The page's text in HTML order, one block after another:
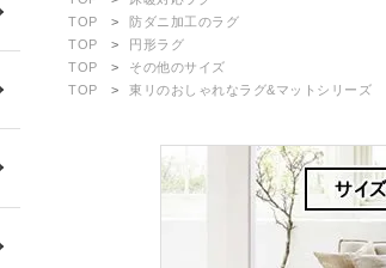
TOP
防ダニ加工のラグ
TOP
円形ラグ
TOP
その他のサイズ
TOP
東リのおしゃれなラグ&マットシリーズ